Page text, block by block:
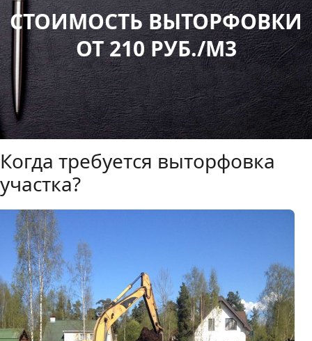
СТОИМОСТЬ ВЫТОРФОВКИ
ОТ 210 РУБ./М3
Когда требуется выторфовка
участка?